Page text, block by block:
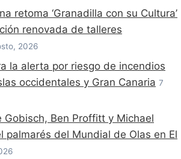
retoma ‘Granadilla con su Cultura’
renovada de talleres
2026
la alerta por riesgo de incendios
occidentales y Gran Canaria 7
Gobisch, Ben Proffitt y Michael
palmarés del Mundial de Olas en El